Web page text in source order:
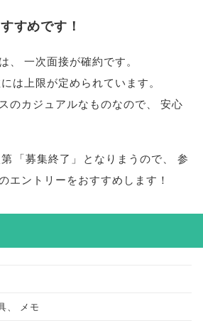
すめです！
一次面接が確約です。
は上限が定められています。
のカジュアルなものなので
安心
「募集終了 」 となりまうので
参
エントリーをおすすめします！
メモ